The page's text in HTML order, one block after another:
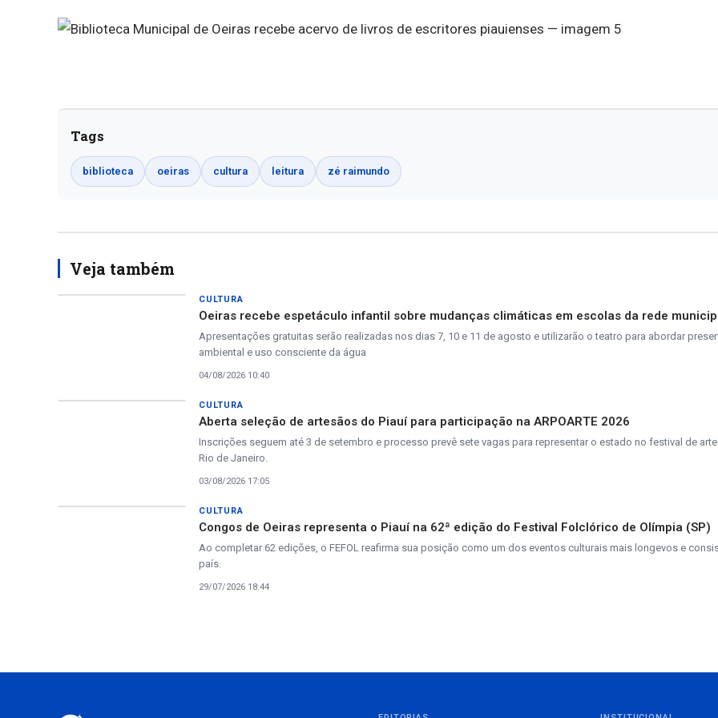
Tags
biblioteca oeiras cultura leitura zé raimundo
Veja também
CULTURA
Oeiras recebe espetáculo infantil sobre mudanças climáticas em escolas da rede
Apresentações gratuitas serão realizadas nos dias 7, 10 e 11 de agosto e utilizarão o teatro para abordar
ambiental e uso consciente da água
04/08/2026 10:40
CULTURA
Aberta seleção de artesãos do Piauí para participação na ARPOARTE 2026
Inscrições seguem até 3 de setembro e processo prevê sete vagas para representar o estado no festival de
Rio de Janeiro.
03/08/2026 17:05
CULTURA
Congos de Oeiras representa o Piauí na 62ª edição do Festival Folclórico de Olímpia (SP)
Ao completar 62 edições, o FEFOL reafirma sua posição como um dos eventos culturais mais longevos e
país.
29/07/2026 18:44